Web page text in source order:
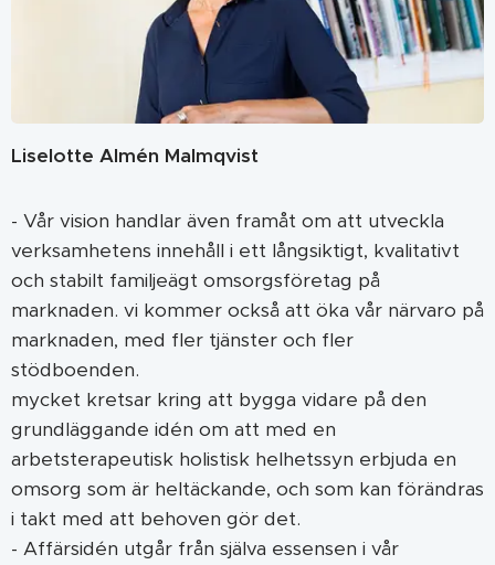
Liselotte Almén Malmqvist
- Vår vision handlar även framåt om att utveckla
verksamhetens innehåll i ett långsiktigt, kvalitativt
och stabilt familjeägt omsorgsföretag på
marknaden. vi kommer också att öka vår närvaro på
marknaden, med fler tjänster och fler
stödboenden.
mycket kretsar kring att bygga vidare på den
grundläggande idén om att med en
arbetsterapeutisk holistisk helhetssyn erbjuda en
omsorg som är heltäckande, och som kan förändras
i takt med att behoven gör det.
- Affärsidén utgår från själva essensen i vår